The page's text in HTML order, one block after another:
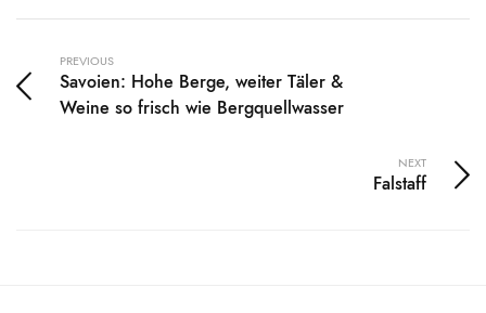
PREVIOUS
Savoien: Hohe Berge, weiter Täler &
Weine so frisch wie Bergquellwasser
NEXT
Falstaff